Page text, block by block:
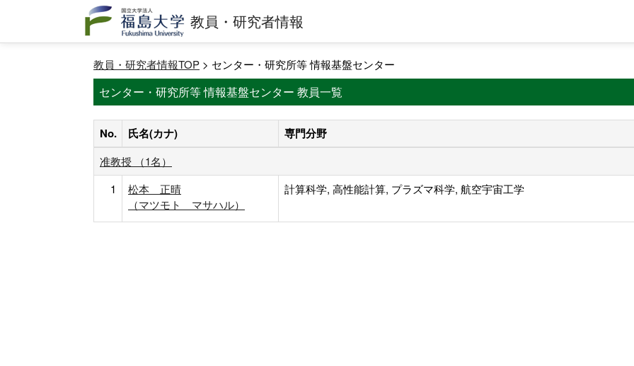
教員・研究者情報
教員・研究者情報TOP > センター・研究所等 情報基盤センター
センター・研究所等 情報基盤センター 教員一覧
No. 氏名(カナ) 専門分野
准教授 （1名）
1
松本 正晴
（マツモト マサハル）
計算科学, 高性能計算, プラズマ科学, 航空宇宙工学